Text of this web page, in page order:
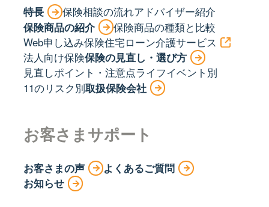
特長 保険相談の流れアドバイザー紹介
保険商品の紹介
保険商品の種類と比較
Web申し込み保険住宅ローン介護サービス
法人向け保険保険の見直し・選び方
見直しポイント・注意点ライフイベント別
11のリスク別取扱保険会社
お客さまサポート
お客さまの声
よくあるご質問
お知らせ